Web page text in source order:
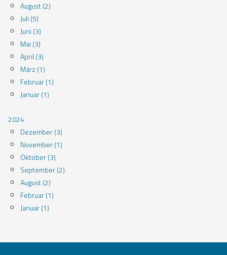
August (2)
Juli (5)
Juni (3)
Mai (3)
April (3)
März (1)
Februar (1)
Januar (1)
2024
Dezember (3)
November (1)
Oktober (3)
September (2)
August (2)
Februar (1)
Januar (1)